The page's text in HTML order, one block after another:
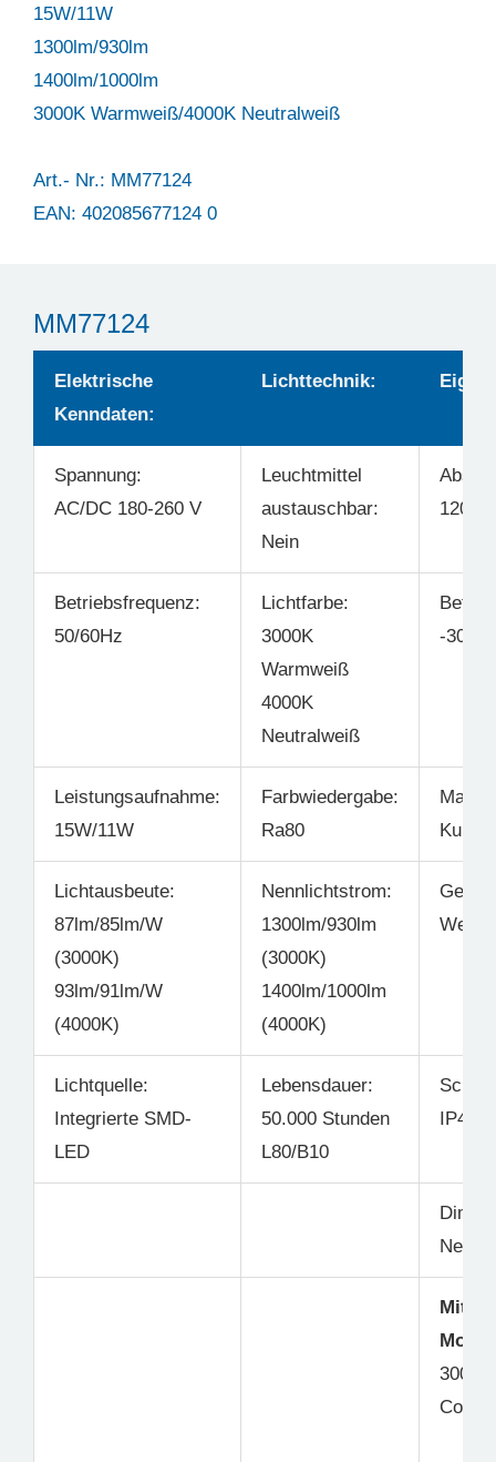
15W/11W
1300lm/930lm
1400lm/1000lm
3000K Warmweiß/4000K Neutralweiß
Art.- Nr.: MM77124
EAN: 402085677124 0
MM77124
Elektrische
Kenndaten:
Lichttechnik:
Spannung:
AC/DC 180-260 V
Leuchtmittel
austauschbar:
Nein
120°
Betriebsfrequenz:
50/60Hz
Lichtfarbe:
3000K
Warmweiß
4000K
Neutralweiß
-30°C
Leistungsaufnahme:
15W/11W
Farbwiedergabe:
Ra80
Lichtausbeute:
87lm/85lm/W
(3000K)
93lm/91lm/W
(4000K)
Nennlichtstrom:
1300lm/930lm
(3000K)
1400lm/1000lm
(4000K)
Weiß
Lichtquelle:
Integrierte SMD-
LED
Lebensdauer:
50.000 Stunden
L80/B10
IP44
Nein
Mit
Modul